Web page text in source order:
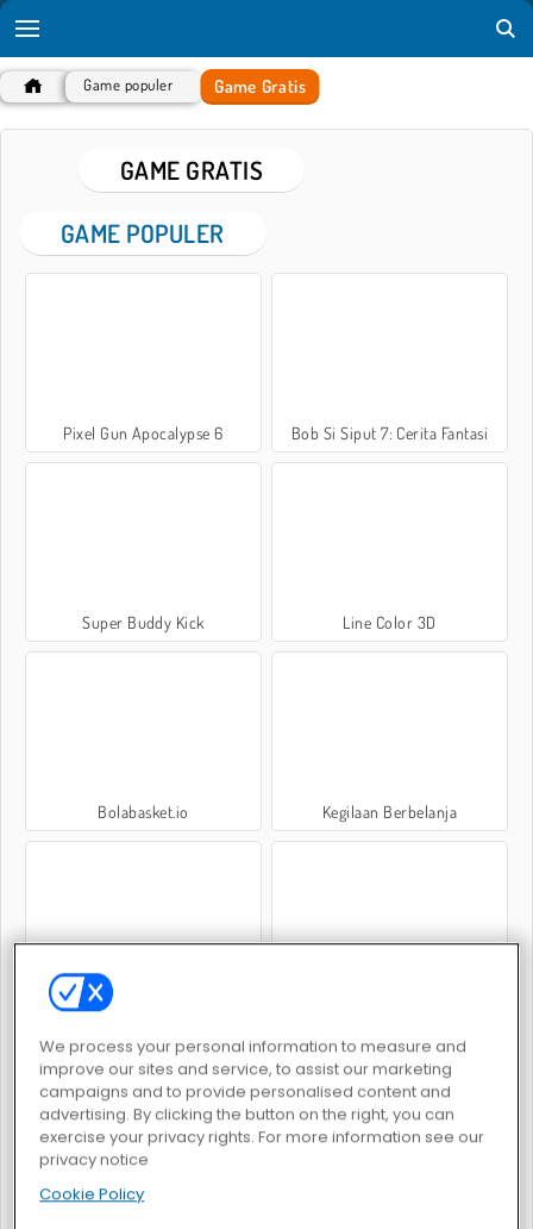
Game populer Game Gratis
GAME GRATIS
GAME POPULER
Pixel Gun Apocalypse 6 Bob Si Siput 7: Cerita Fantasi
Super Buddy Kick Line Color 3D
Bolabasket.io Kegilaan Berbelanja
Vektor Manusia Stik
Grindcraft Remasterized
We process your personal information to measure and
improve our sites and service, to assist our marketing
campaigns and to provide personalised content and
advertising. By clicking the button on the right, you can
exercise your privacy rights. For more information see our
privacy notice
Cookie Policy